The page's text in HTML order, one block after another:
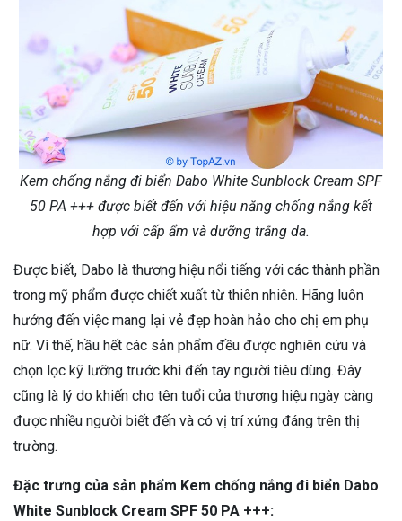
Kem chống nắng đi biển Dabo White Sunblock Cream SPF
50 PA +++ được biết đến với hiệu năng chống nắng kết
hợp với cấp ẩm và dưỡng trắng da.
Được biết, Dabo là thương hiệu nổi tiếng với các thành phần
trong mỹ phẩm được chiết xuất từ thiên nhiên. Hãng luôn
hướng đến việc mang lại vẻ đẹp hoàn hảo cho chị em phụ
nữ. Vì thế, hầu hết các sản phẩm đều được nghiên cứu và
chọn lọc kỹ lưỡng trước khi đến tay người tiêu dùng. Đây
cũng là lý do khiến cho tên tuổi của thương hiệu ngày càng
được nhiều người biết đến và có vị trí xứng đáng trên thị
trường.
Đặc trưng của sản phẩm Kem chống nắng đi biển Dabo
White Sunblock Cream SPF 50 PA +++: